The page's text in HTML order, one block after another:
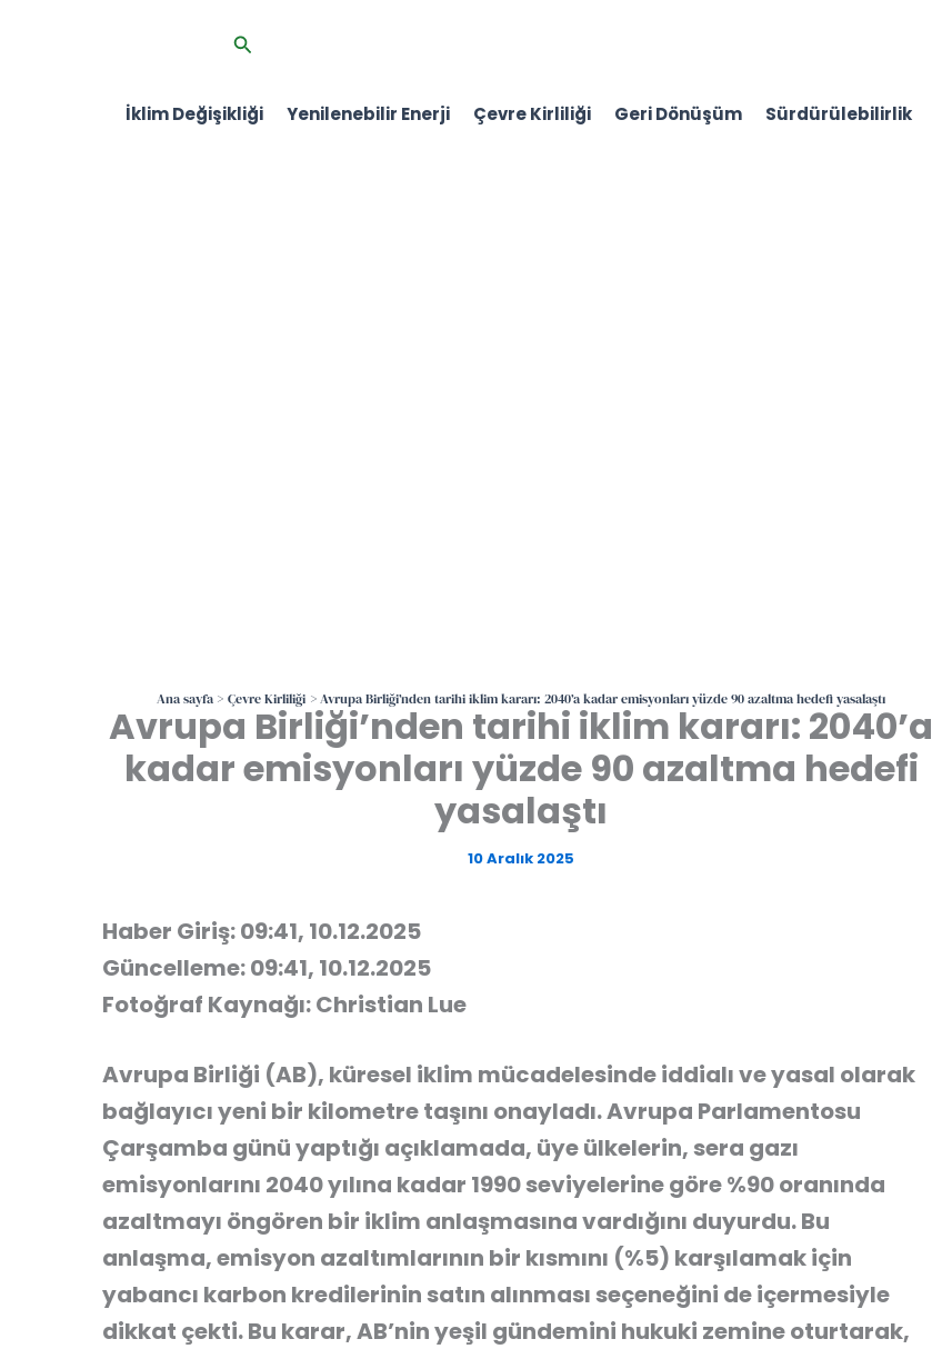
Arama
İklim Değişikliği Yenilenebilir Enerji Çevre Kirliliği Geri Dönüşüm Sürdürülebilirlik
Ana sayfa Çevre Kirliliği Avrupa Birliği’nden tarihi iklim kararı: 2040’a kadar emisyonları yüzde 90 azaltma hedefi yasalaştı
Avrupa Birliği’nden tarihi iklim kararı: 2040’a
kadar emisyonları yüzde 90 azaltma hedefi
yasalaştı
10 Aralık 2025
Haber Giriş: 09:41, 10.12.2025
Güncelleme: 09:41, 10.12.2025
Fotoğraf Kaynağı: Christian Lue
Avrupa Birliği (AB), küresel iklim mücadelesinde iddialı ve yasal olarak
bağlayıcı yeni bir kilometre taşını onayladı. Avrupa Parlamentosu
Çarşamba günü yaptığı açıklamada, üye ülkelerin, sera gazı
emisyonlarını 2040 yılına kadar 1990 seviyelerine göre %90 oranında
azaltmayı öngören bir iklim anlaşmasına vardığını duyurdu. Bu
anlaşma, emisyon azaltımlarının bir kısmını (%5) karşılamak için
yabancı karbon kredilerinin satın alınması seçeneğini de içermesiyle
dikkat çekti. Bu karar, AB’nin yeşil gündemini hukuki zemine oturtarak,